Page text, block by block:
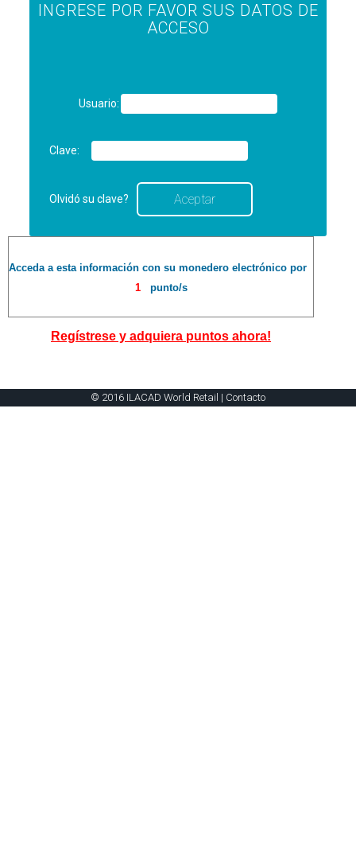
INGRESE POR FAVOR SUS DATOS DE
ACCESO
Usuario:
Clave:
Olvidó su clave?
Acceda a esta información con su monedero electrónico por
1
punto/s
Regístrese y adquiera puntos ahora!
© 2016 ILACAD World Retail | Contacto